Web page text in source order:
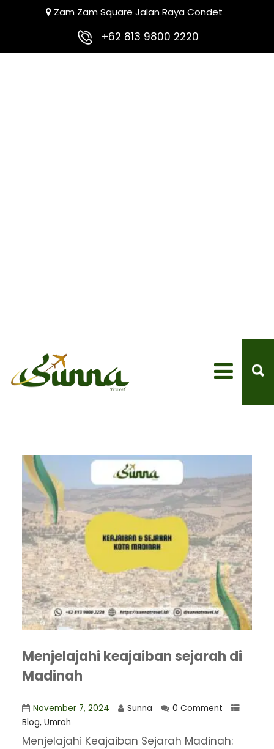
Zam Zam Square Jalan Raya Condet
+62 813 9800 2220
Menjelajahi keajaiban sejarah di
Madinah
November 7, 2024 Sunna
0 Comment
Blog, Umroh
Menjelajahi Keajaiban Sejarah Madinah: